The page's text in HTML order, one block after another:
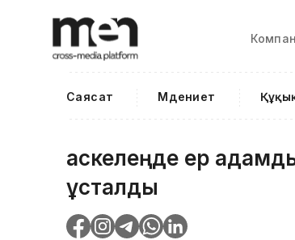
Саясат Мәдениет
Қаскелеңде ер
ұсталды